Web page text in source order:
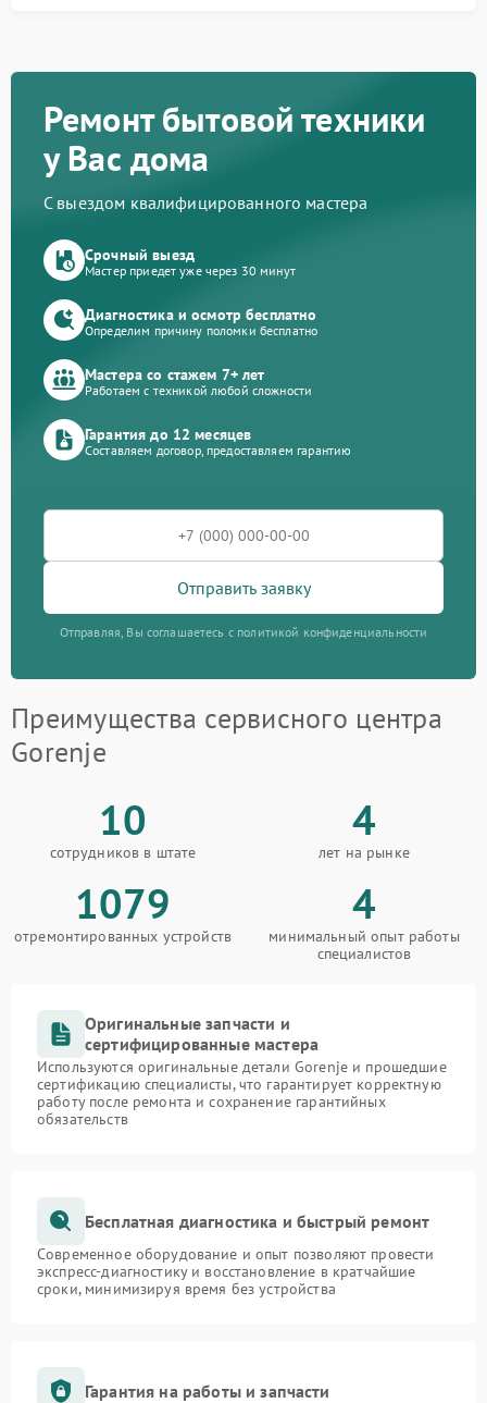
Ремонт бытовой техники
у Вас дома
С выездом квалифицированного мастера
Срочный выезд
Мастер приедет уже через 30 минут
Диагностика и осмотр бесплатно
Определим причину поломки бесплатно
Мастера со стажем 7+ лет
Работаем с техникой любой сложности
Гарантия до 12 месяцев
Составляем договор, предоставляем гарантию
Отправить заявку
Отправляя, Вы соглашаетесь с политикой конфиденциальности
Преимущества сервисного центра
Gorenje
10
сотрудников в штате
4
лет на рынке
1079
отремонтированных устройств
4
минимальный опыт работы
специалистов
Оригинальные запчасти и
сертифицированные мастера
Используются оригинальные детали Gorenje и прошедшие
сертификацию специалисты, что гарантирует корректную
работу после ремонта и сохранение гарантийных
обязательств
Бесплатная диагностика и быстрый ремонт
Современное оборудование и опыт позволяют провести
экспресс-диагностику и восстановление в кратчайшие
сроки, минимизируя время без устройства
Гарантия на работы и запчасти